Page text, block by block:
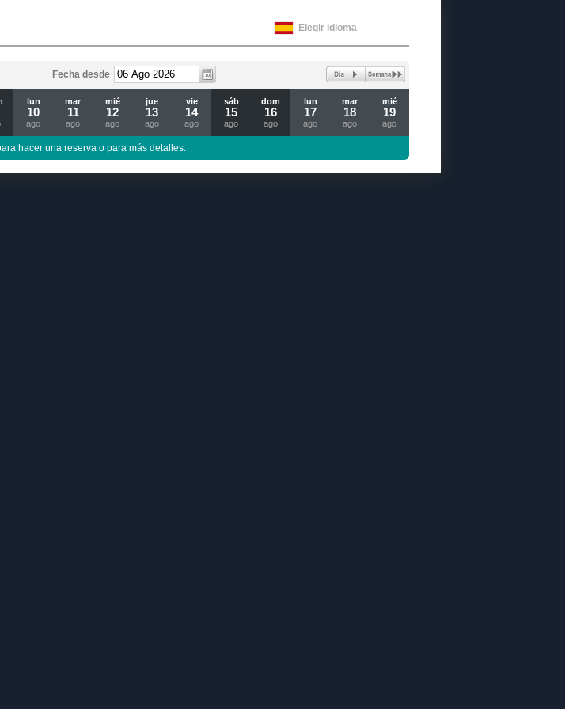
Elegir idioma
Fecha desde
lun
10
ago
mar
11
ago
mié
12
ago
jue
13
ago
vie
14
ago
sáb
15
ago
dom
16
ago
lun
17
ago
mar
18
ago
mié
19
ago
hacer una reserva o para más detalles.